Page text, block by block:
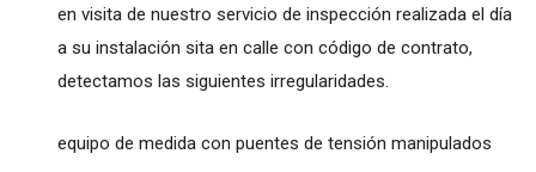
en visita de nuestro servicio de inspección realizada el día
a su instalación sita en calle con código de contrato,
detectamos las siguientes irregularidades.
equipo de medida con puentes de tensión manipulados